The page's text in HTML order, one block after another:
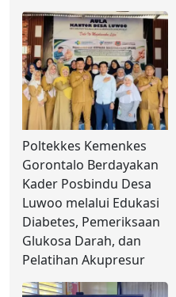
Poltekkes Kemenkes
Gorontalo Berdayakan
Kader Posbindu Desa
Luwoo melalui Edukasi
Diabetes, Pemeriksaan
Glukosa Darah, dan
Pelatihan Akupresur